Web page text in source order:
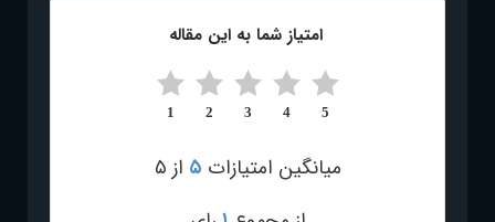
امتیاز شما به این مقاله
5
4
3
2
1
میانگین امتیازات ۵ از ۵